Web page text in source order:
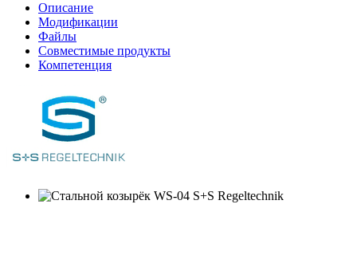
Описание
Модификации
Файлы
Совместимые продукты
Компетенция